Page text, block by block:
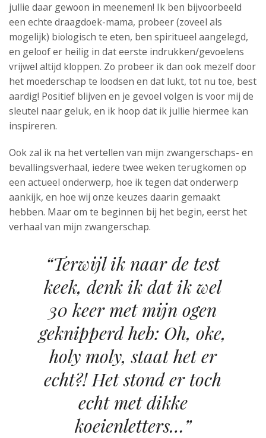
jullie daar gewoon in meenemen! Ik ben bijvoorbeeld
een echte draagdoek-mama, probeer (zoveel als
mogelijk) biologisch te eten, ben spiritueel aangelegd,
en geloof er heilig in dat eerste indrukken/gevoelens
vrijwel altijd kloppen. Zo probeer ik dan ook mezelf door
het moederschap te loodsen en dat lukt, tot nu toe, best
aardig! Positief blijven en je gevoel volgen is voor mij de
sleutel naar geluk, en ik hoop dat ik jullie hiermee kan
inspireren.
Ook zal ik na het vertellen van mijn zwangerschaps- en
bevallingsverhaal, iedere twee weken terugkomen op
een actueel onderwerp, hoe ik tegen dat onderwerp
aankijk, en hoe wij onze keuzes daarin gemaakt
hebben. Maar om te beginnen bij het begin, eerst het
verhaal van mijn zwangerschap.
“Terwijl ik naar de test
keek, denk ik dat ik wel
30 keer met mijn ogen
geknipperd heb: Oh, oke,
holy moly, staat het er
echt?! Het stond er toch
echt met dikke
koeienletters…”